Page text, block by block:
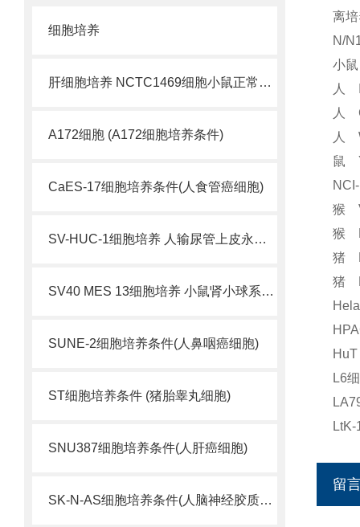
细胞培养
肝细胞培养 NCTC1469细胞小鼠正常肝细胞
A172细胞 (A172细胞培养条件)
CaES-17细胞培养条件(人食管癌细胞)
SV-HUC-1细胞培养 人输尿管上皮永生化细胞
SV40 MES 13细胞培养 小鼠肾小球系膜细胞
SUNE-2细胞培养条件(人鼻咽癌细胞)
ST细胞培养条件 (猪胎睾丸细胞)
SNU387细胞培养条件(人肝癌细胞)
SK-N-AS细胞培养条件(人脑神经胶质母细胞瘤)
离
N/
小
人
人
人
鼠
猴
猴
猪
猪
L6
留